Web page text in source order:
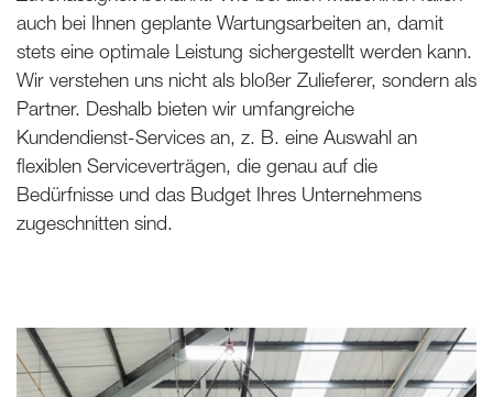
auch bei Ihnen geplante Wartungsarbeiten an, damit
stets eine optimale Leistung sichergestellt werden kann.
Wir verstehen uns nicht als bloßer Zulieferer, sondern als
Partner. Deshalb bieten wir umfangreiche
Kundendienst-Services an, z. B. eine Auswahl an
flexiblen Serviceverträgen, die genau auf die
Bedürfnisse und das Budget Ihres Unternehmens
zugeschnitten sind.